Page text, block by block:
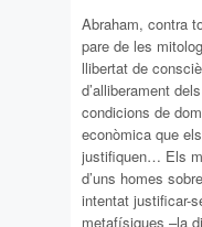
Abraham, contra
pare de les
llibertat de
d’alliberament
condicions de
econòmica que
justifiquen… Els
d’uns homes
intentat justificar-
metafísiques –la